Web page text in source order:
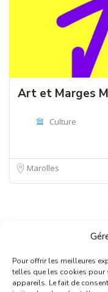
Pour offrir les meilleures
telles que les cookies pour
appareils. Le fait de
Art et Marges
Culture
Marolles